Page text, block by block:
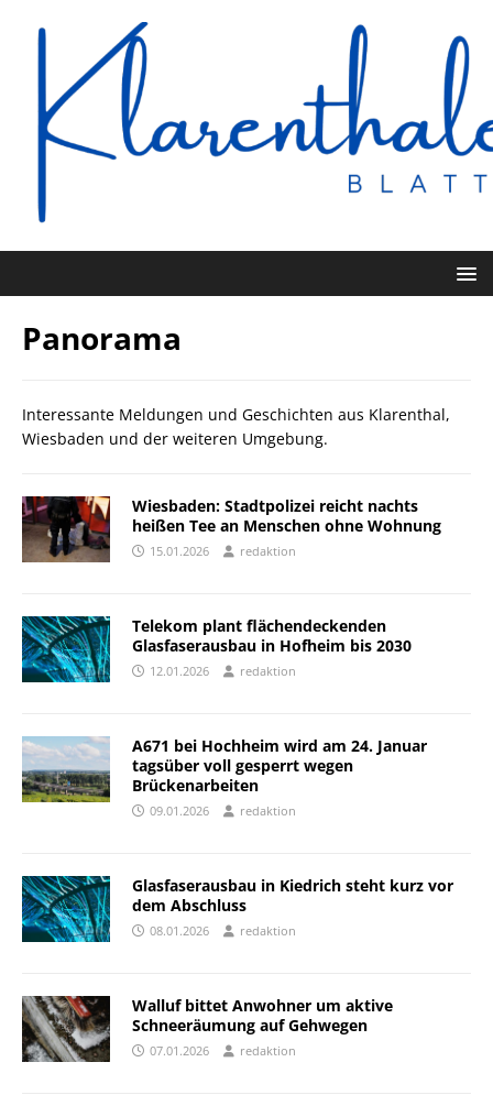
Panorama
Interessante Meldungen und Geschichten aus Klarenthal,
Wiesbaden und der weiteren Umgebung.
Wiesbaden: Stadtpolizei reicht nachts
heißen Tee an Menschen ohne Wohnung
15.01.2026 redaktion
Telekom plant flächendeckenden
Glasfaserausbau in Hofheim bis 2030
12.01.2026 redaktion
A671 bei Hochheim wird am 24. Januar
tagsüber voll gesperrt wegen
Brückenarbeiten
09.01.2026 redaktion
Glasfaserausbau in Kiedrich steht kurz vor
dem Abschluss
08.01.2026 redaktion
Walluf bittet Anwohner um aktive
Schneeräumung auf Gehwegen
07.01.2026 redaktion